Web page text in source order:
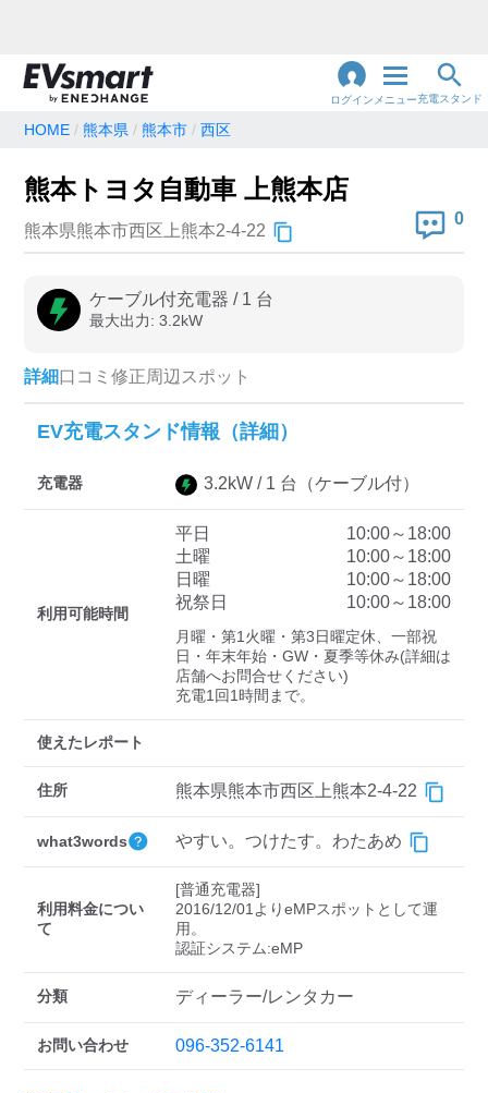
ログイン メニュー充電スタンド
地名・観光スポット・住所で検索
充電器の種類
急速充電器のみ表示
高速道路上のみ表示
認証システム
EV充電エネチェンジ e-Mobility Power
三菱ディーラーを表示
日産ディーラーを表示
トヨタディーラーを表
車種
HOME 熊本県 熊本市 西区
熊本トヨタ自動車 上熊本店
熊本県熊本市西区上熊本2-4-22
0
ケーブル付充電器 / 1 台
最大出力: 3.2kW
詳細口コミ 修正周辺スポット
EV充電スタンド情報（詳細）
充電器 3.2kW / 1 台 （ケーブル付）
利用可能時間
平日
10:00～18:00
土曜
10:00～18:00
日曜
10:00～18:00
祝祭日
10:00～18:00
月曜・第1火曜・第3日曜定休、一部祝
日・年末年始・GW・夏季等休み(詳細は
店舗へお問合せください)
充電1回1時間まで。
使えたレポート
住所 熊本県熊本市西区上熊本2-4-22
what3words やすい。つけたす。わたあめ
利用料金につい
て
[普通充電器]
2016/12/01よりeMPスポットとして運
用。
分類 ディーラー/レンタカー
お問い合わせ 096-352-6141